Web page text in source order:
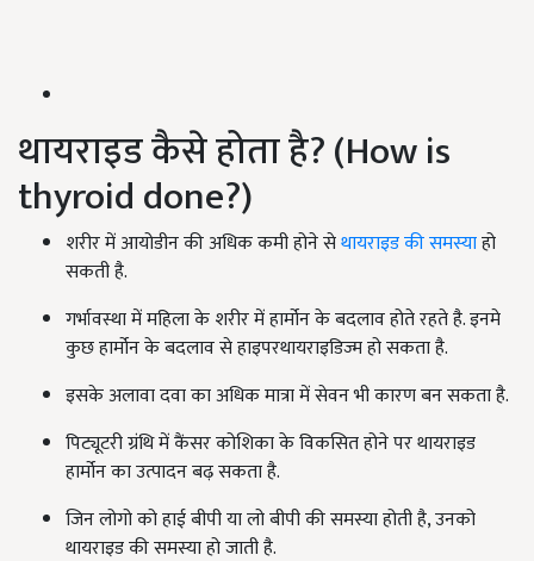
थायराइड कैसे होता है? (How is
thyroid done?)
शरीर में आयोडीन की अधिक कमी होने सेथायराइड की समस्याहो
सकती है.
गर्भावस्था में महिला के शरीर में हार्मोन के बदलाव होते रहते है. इनमे
कुछ हार्मोन के बदलाव से हाइपरथायराइडिज्म हो सकता है.
इसके अलावा दवा का अधिक मात्रा में सेवन भी कारण बन सकता है.
पिट्यूटरी ग्रंथि में कैंसर कोशिका के विकसित होने पर थायराइड
हार्मोन का उत्पादन बढ़ सकता है.
जिन लोगो को हाई बीपी या लो बीपी की समस्या होती है, उनको
थायराइड की समस्या हो जाती है.